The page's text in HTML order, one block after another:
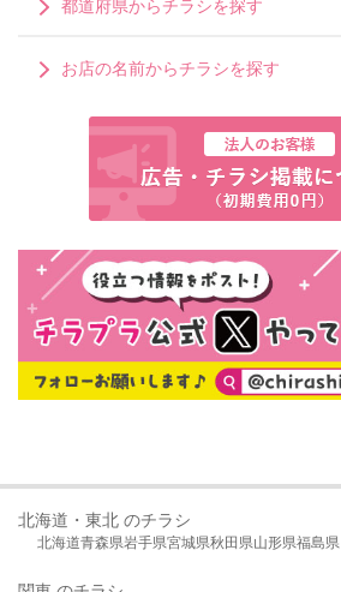
都道府県からチラシを探す
お店の名前からチラシを探す
北海道・東北 のチラシ
北海道青森県岩手県宮城県秋田県山形県福島県